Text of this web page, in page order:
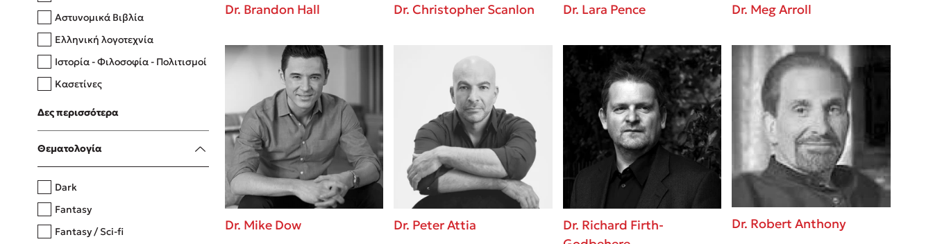
Δανάη Δεληγεώργη
Πάνω, κάτω, μπροστά, πίσω
Η μέθοδος Αφήστε τους
Αστυνομικά Βιβλία
Ελληνική λογοτεχνία
Ιστορία - Φιλοσοφία - Πολιτισμοί
Κασετίνες
Λευκώματα - Έγχρωμοι οδηγοί
Μαγειρική
Δες περισσότερα
Θεματολογία
Dark
Fantasy
Fantasy / Sci-fi
Dr. Brandon Hall Dr. Christopher Scanlon Dr. Lara Pence Dr. Meg Arroll
Dr. Mike Dow Dr. Peter Attia
Dr. Richard Firth-
Dr. Robert Anthony